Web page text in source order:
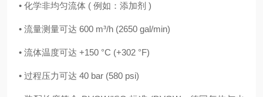
• 化学非均匀流体 ( 例如：添加剂 )
• 流量测量可达 600 m³/h (2650 gal/min)
• 流体温度可达 +150 °C (+302 °F)
• 过程压力可达 40 bar (580 psi)